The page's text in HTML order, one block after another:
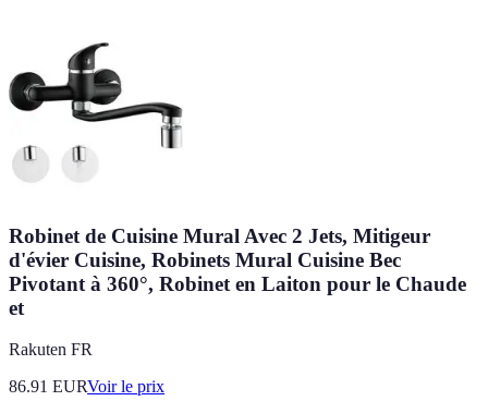
Robinet de Cuisine Mural Avec 2 Jets, Mitigeur
d'évier Cuisine, Robinets Mural Cuisine Bec
Pivotant à 360°, Robinet en Laiton pour le Chaude
et
Rakuten FR
86.91 EURVoir le prix